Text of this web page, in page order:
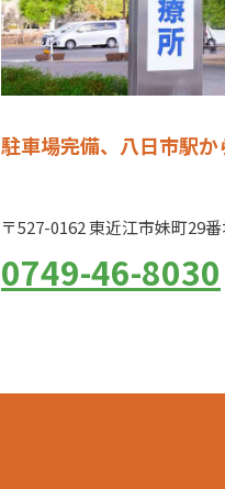
駐車場完備、八日市駅
〒527-0162 東近江市妹町29
0749-46-8030